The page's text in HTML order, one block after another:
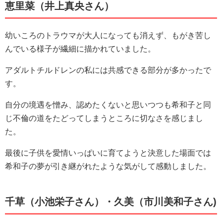
恵里菜（井上真央さん）
幼いころのトラウマが大人になっても消えず、もがき苦し
んでいる様子が繊細に描かれていました。
アダルトチルドレンの私には共感できる部分が多かったで
す。
自分の境遇を憎み、認めたくないと思いつつも希和子と同
じ不倫の道をたどってしまうところに切なさを感じまし
た。
最後に子供を愛情いっぱいに育てようと決意した場面では
希和子の夢が引き継がれたような気がして感動しました。
千草（小池栄子さん）・久美（市川美和子さん)